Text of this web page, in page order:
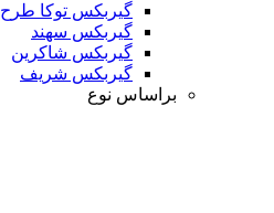
گیربکس توکا طرح
گیربکس سهند
گیربکس شاکرین
گیربکس شریف
براساس نوع